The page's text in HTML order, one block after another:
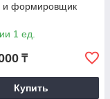
и формировщик
1 ед.
₸
Купить